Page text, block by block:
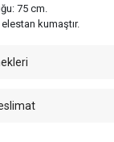
75 cm.
kumaştır.